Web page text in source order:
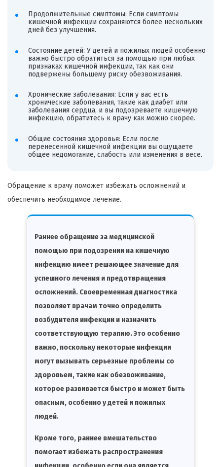
Продолжительные симптомы: Если симптомы
кишечной инфекции сохраняются более нескольких
дней без улучшения.
Состояние детей: У детей и пожилых людей особенно
важно быстро обратиться за помощью при любых
признаках кишечной инфекции, так как они
подвержены большему риску обезвоживания.
Хронические заболевания: Если у вас есть
хронические заболевания, такие как диабет или
заболевания сердца, и вы подозреваете кишечную
инфекцию, обратитесь к врачу как можно скорее.
Общие состояния здоровья: Если после
перенесенной кишечной инфекции вы ощущаете
общее недомогание, слабость или изменения в весе.
Обращение к врачу поможет избежать осложнений и
обеспечить необходимое лечение.
Раннее обращение за медицинской
помощью при подозрении на кишечную
инфекцию имеет решающее значение для
успешного лечения и предотвращения
осложнений. Своевременная диагностика
позволяет врачам точно определить
возбудителя инфекции и назначить
соответствующую терапию. Это особенно
важно, поскольку некоторые инфекции
могут вызывать серьезные проблемы со
здоровьем, такие как обезвоживание,
которое развивается быстро и может быть
опасным, особенно у детей и пожилых
людей.
Кроме того, раннее вмешательство
помогает избежать распространения